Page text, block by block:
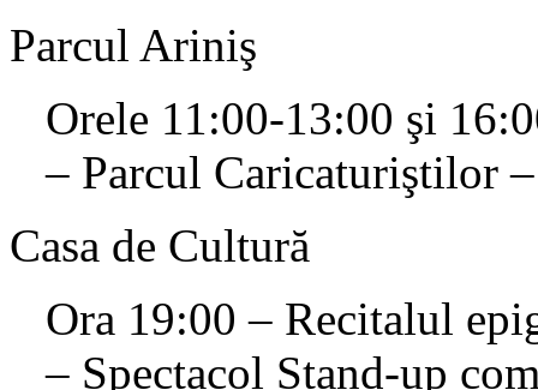
Parcul Ariniş
Orele 11:00-13:00 şi
– Parcul Caricaturiştilor
Casa de Cultură
Ora 19:00 – Recitalul
– Spectacol Stand-up